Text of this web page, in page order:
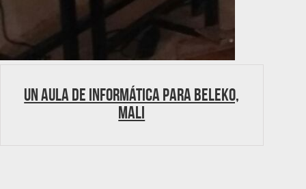
Un aula de informática para Beleko,
Mali